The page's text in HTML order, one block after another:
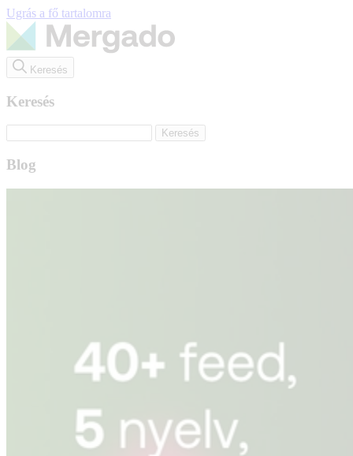
Ugrás a fő tartalomra
Keresés
Keresés
Blog